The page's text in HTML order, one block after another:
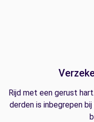
Rijd met een gerust
derden is inbegrepen